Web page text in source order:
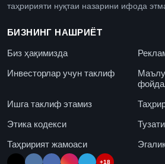
таҳририяти нуқтаи назарини ифода
БИЗНИНГ НАШРИЁТ
Биз ҳақимизда
Инвесторлар учун таклиф
Ишга таклиф этамиз
Этика кодекси
Таҳририят жамоаси
+18